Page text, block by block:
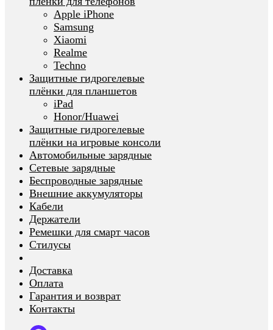
Apple iPhone
Samsung
Xiaomi
Realme
Techno
Защитные гидрогелевые
плёнки для планшетов
iPad
Honor/Huawei
Защитные гидрогелевые
плёнки на игровые консоли
Автомобильные зарядные
Сетевые зарядные
Беспроводные зарядные
Внешние аккумуляторы
Кабели
Держатели
Ремешки для смарт часов
Стилусы
Доставка
Оплата
Гарантия и возврат
Контакты